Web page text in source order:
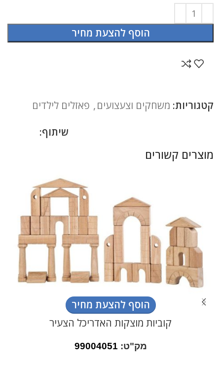
הוסף להצעת מחיר
קטגוריות: משחקים וצעצועים, פאזלים לילדים
שיתוף:
מוצרים קשורים
הוסף להצעת מחיר
קוביות מוצקות האדריכל הצעיר
מק"ט: 99004051